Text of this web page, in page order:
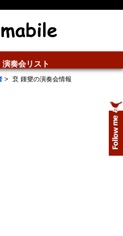
演奏会リスト
> 裵 鍾燮の演奏会情報